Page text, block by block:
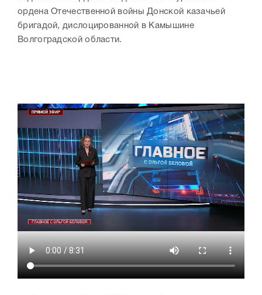
ордена Отечественной войны Донской казачьей
бригадой, дислоцированной в Камышине
Волгоградской области.